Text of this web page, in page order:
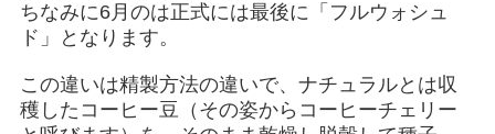
ちなみに6月のは正式には最後に「フルウォシュ
ド」となります。
この違いは精製方法の違いで、ナチュラルとは収
穫したコーヒー豆（その姿からコーヒーチェリー